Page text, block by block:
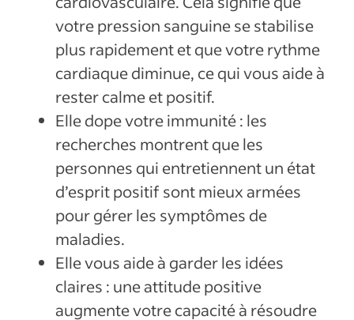
votre pression sanguine se stabilise
plus rapidement et que votre rythme
cardiaque diminue, ce qui vous aide à
rester calme et positif.
Elle dope votre immunité : les
recherches montrent que les
personnes qui entretiennent un état
d’esprit positif sont mieux armées
pour gérer les symptômes de
maladies.
Elle vous aide à garder les idées
claires : une attitude positive
augmente votre capacité à résoudre